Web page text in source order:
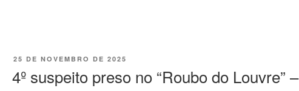
25 DE NOVEMBRO DE 2025
4º suspeito preso no “Roubo do Louvre” –